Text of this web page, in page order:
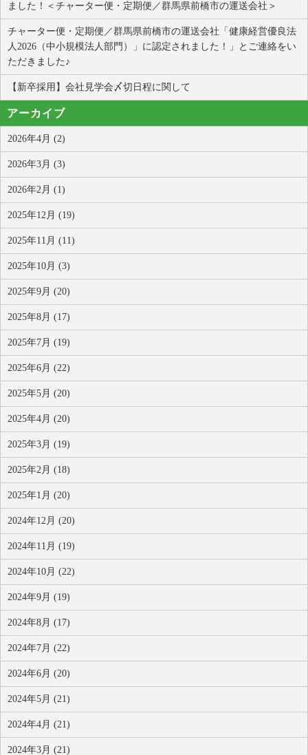
ました！＜チャーター便・定期便／群馬県前橋市の運送会社＞
チャーター便・定期便／群馬県前橋市の運送会社「健康経営優良法
人2026（中小規模法人部門）」に認定されました！」とご連絡をい
ただきました♪
【新卒採用】会社見学会〆切日程に関して
アーカイブ
2026年4月 (2)
2026年3月 (3)
2026年2月 (1)
2025年12月 (19)
2025年11月 (11)
2025年10月 (3)
2025年9月 (20)
2025年8月 (17)
2025年7月 (19)
2025年6月 (22)
2025年5月 (20)
2025年4月 (20)
2025年3月 (19)
2025年2月 (18)
2025年1月 (20)
2024年12月 (20)
2024年11月 (19)
2024年10月 (22)
2024年9月 (19)
2024年8月 (17)
2024年7月 (22)
2024年6月 (20)
2024年5月 (21)
2024年4月 (21)
2024年3月 (21)